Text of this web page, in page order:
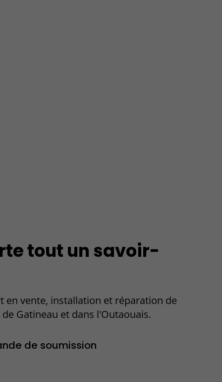
tout un savoir-
en vente, installation et réparation de
Gatineau et dans l'Outaouais.
de soumission